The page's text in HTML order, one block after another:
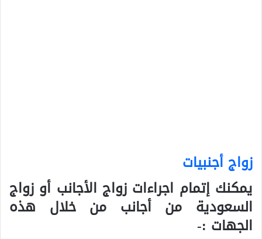
زواج أجنبيات
يمكنك إتمام اجراءات زواج الأجانب أو زواج
السعودية من أجانب من خلال هذه
الجهات :-